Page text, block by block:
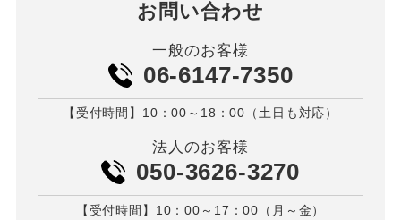
お問い合わせ
一般のお客様
06-6147-7350
【受付時間】10：00～18：00（土日も対応）
法人のお客様
050-3626-3270
【受付時間】10：00～17：00（月～金）